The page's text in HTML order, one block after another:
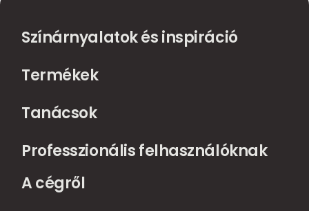
Színárnyalatok és inspiráció
Termékek
Tanácsok
Professzionális felhasználóknak
A cégről